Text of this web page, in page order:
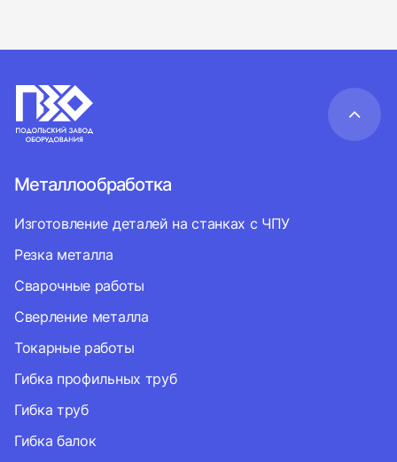
Металлообработка
Изготовление деталей на станках с ЧПУ
Резка металла
Сварочные работы
Сверление металла
Токарные работы
Гибка профильных труб
Гибка труб
Гибка балок